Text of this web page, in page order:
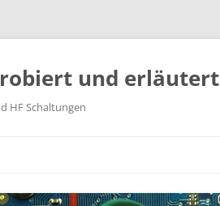
und erläutert
HF Schaltungen